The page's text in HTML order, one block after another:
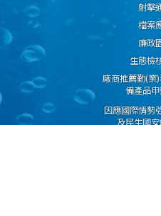
射擊
檔案
廉政
生態檢
廠商推薦勤(業
備產品
因應國際情勢
及民生國